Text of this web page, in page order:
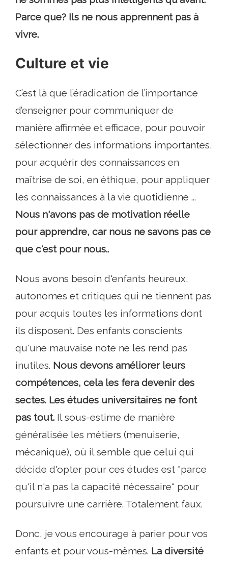
Parce que? Ils ne nous apprennent pas à
vivre.
Culture et vie
C’est là que l’éradication de l’importance
d’enseigner pour communiquer de
manière affirmée et efficace, pour pouvoir
sélectionner des informations importantes,
pour acquérir des connaissances en
maîtrise de soi, en éthique, pour appliquer
les connaissances à la vie quotidienne ...
Nous n'avons pas de motivation réelle
pour apprendre, car nous ne savons pas ce
que c'est pour nous..
Nous avons besoin d'enfants heureux,
autonomes et critiques qui ne tiennent pas
pour acquis toutes les informations dont
ils disposent. Des enfants conscients
qu'une mauvaise note ne les rend pas
inutiles. Nous devons améliorer leurs
compétences, cela les fera devenir des
sectes. Les études universitaires ne font
pas tout. Il sous-estime de manière
généralisée les métiers (menuiserie,
mécanique), où il semble que celui qui
décide d'opter pour ces études est "parce
qu'il n'a pas la capacité nécessaire" pour
poursuivre une carrière. Totalement faux.
Donc, je vous encourage à parier pour vos
enfants et pour vous-mêmes. La diversité